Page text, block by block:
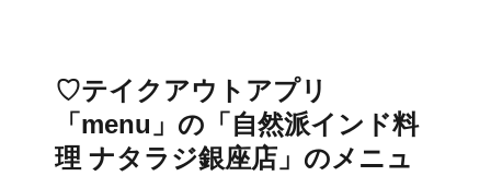
♡テイクアウトアプリ
「menu」の「自然派インド料
理 ナタラジ銀座店」のメニュ